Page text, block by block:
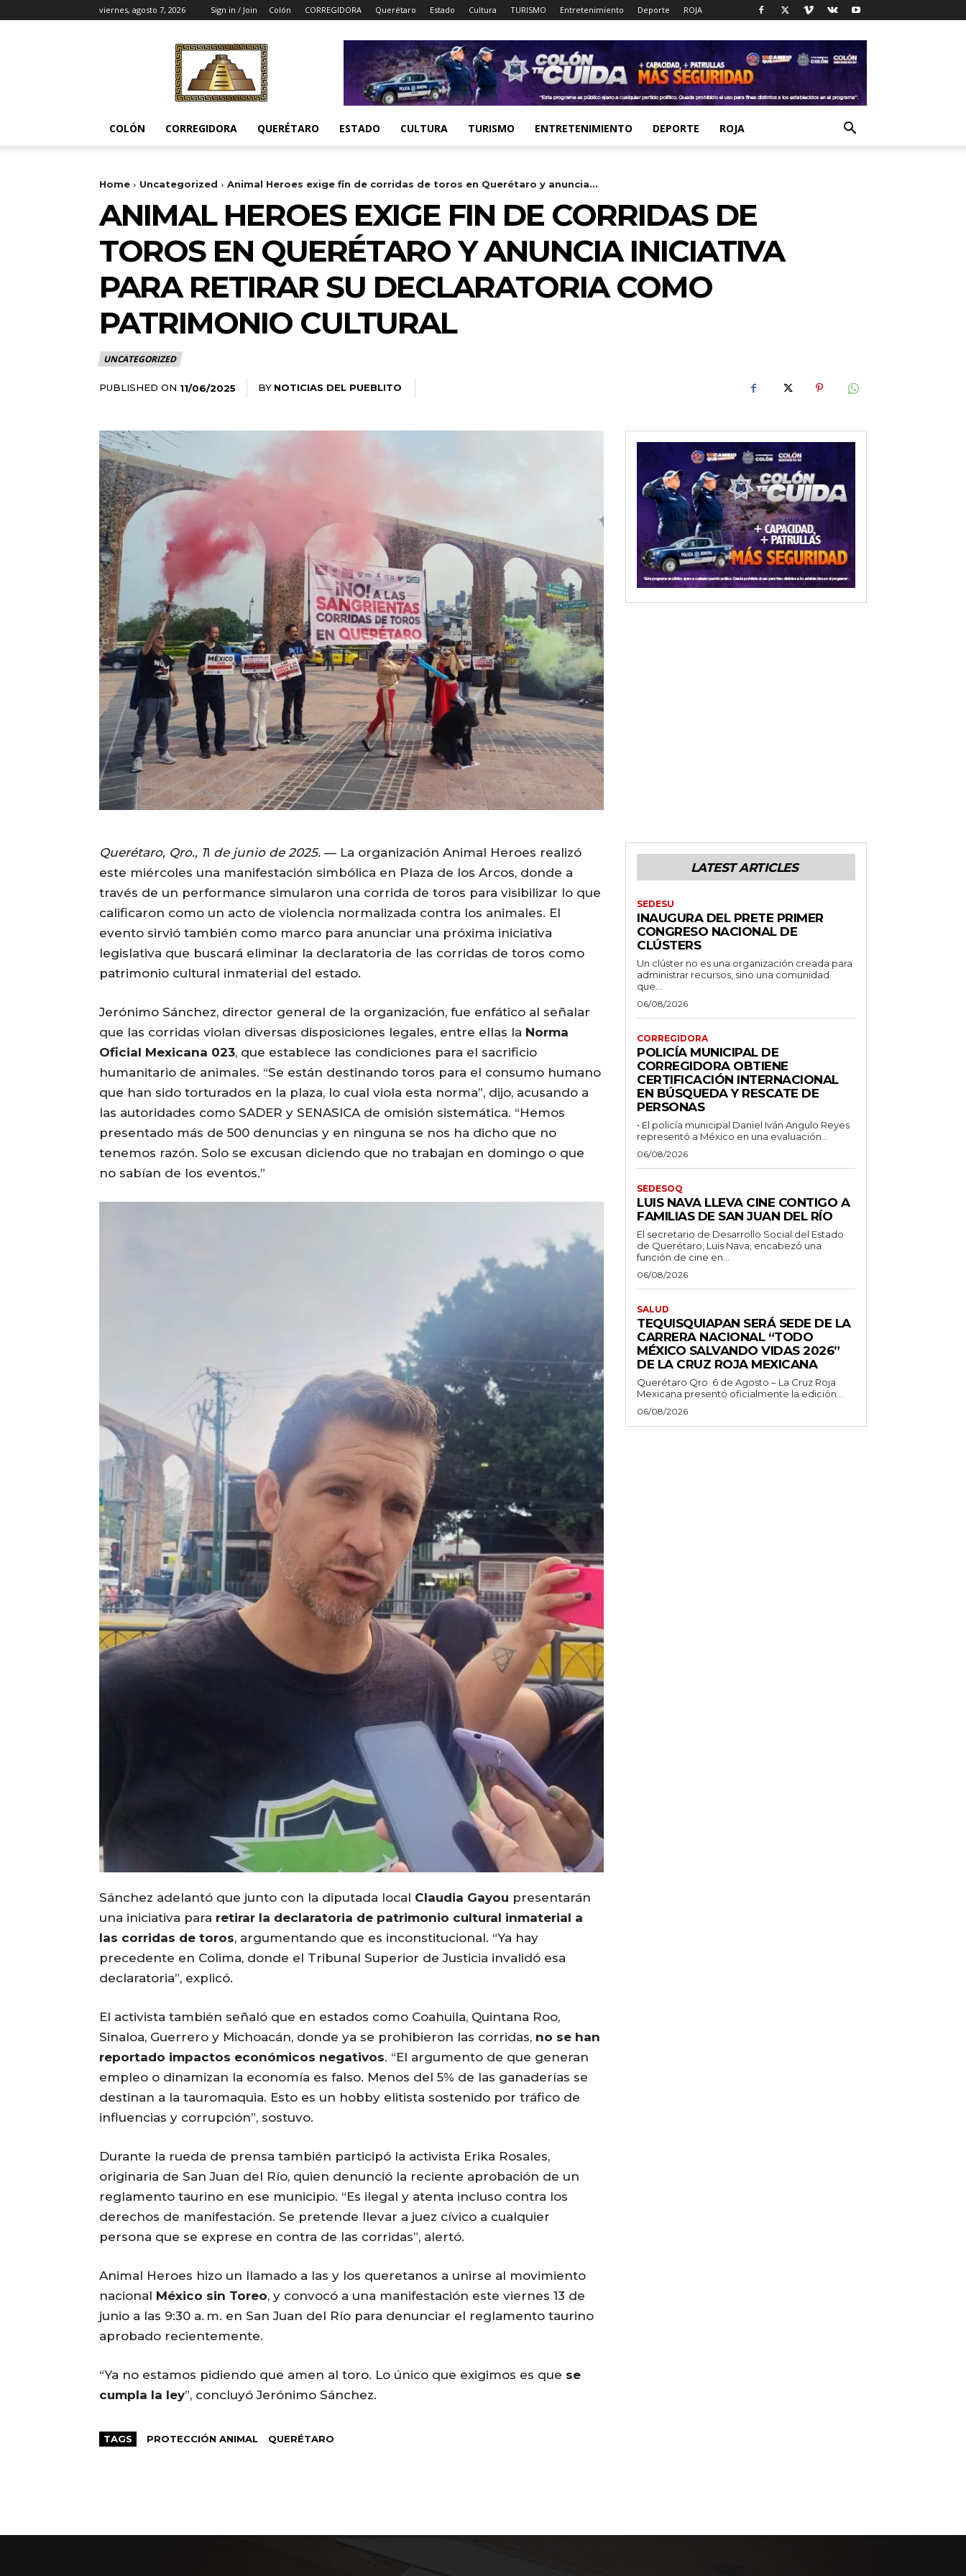
viernes, agosto 7, 2026 Sign in / Join Colón CORREGIDORA Querétaro Estado Cultura TURISMO Entretenimiento Deporte ROJA
Noticias
del
Pueblito
COLÓN CORREGIDORA QUERÉTARO ESTADO CULTURA TURISMO ENTRETENIMIENTO DEPORTE ROJA
Home Uncategorized Animal Heroes exige fin de corridas de toros en Querétaro y anuncia...
ANIMAL HEROES EXIGE FIN DE CORRIDAS DE
TOROS EN QUERÉTARO Y ANUNCIA INICIATIVA
PARA RETIRAR SU DECLARATORIA COMO
PATRIMONIO CULTURAL
UNCATEGORIZED
PUBLISHED ON 11/06/2025 BY NOTICIAS DEL PUEBLITO
Querétaro, Qro., 11 de junio de 2025. — La organización Animal Heroes realizó
este miércoles una manifestación simbólica en Plaza de los Arcos, donde a
través de un performance simularon una corrida de toros para visibilizar lo que
calificaron como un acto de violencia normalizada contra los animales. El
evento sirvió también como marco para anunciar una próxima iniciativa
legislativa que buscará eliminar la declaratoria de las corridas de toros como
patrimonio cultural inmaterial del estado.
Jerónimo Sánchez, director general de la organización, fue enfático al señalar
que las corridas violan diversas disposiciones legales, entre ellas la Norma
Oficial Mexicana 023, que establece las condiciones para el sacrificio
humanitario de animales. “Se están destinando toros para el consumo humano
que han sido torturados en la plaza, lo cual viola esta norma”, dijo, acusando a
las autoridades como SADER y SENASICA de omisión sistemática. “Hemos
presentado más de 500 denuncias y en ninguna se nos ha dicho que no
tenemos razón. Solo se excusan diciendo que no trabajan en domingo o que
no sabían de los eventos.”
Sánchez adelantó que junto con la diputada local Claudia Gayou presentarán
una iniciativa para retirar la declaratoria de patrimonio cultural inmaterial a
las corridas de toros, argumentando que es inconstitucional. “Ya hay
precedente en Colima, donde el Tribunal Superior de Justicia invalidó esa
declaratoria”, explicó.
El activista también señaló que en estados como Coahuila, Quintana Roo,
Sinaloa, Guerrero y Michoacán, donde ya se prohibieron las corridas, no se han
reportado impactos económicos negativos. “El argumento de que generan
empleo o dinamizan la economía es falso. Menos del 5% de las ganaderías se
destinan a la tauromaquia. Esto es un hobby elitista sostenido por tráfico de
influencias y corrupción”, sostuvo.
Durante la rueda de prensa también participó la activista Erika Rosales,
originaria de San Juan del Río, quien denunció la reciente aprobación de un
reglamento taurino en ese municipio. “Es ilegal y atenta incluso contra los
derechos de manifestación. Se pretende llevar a juez cívico a cualquier
persona que se exprese en contra de las corridas”, alertó.
Animal Heroes hizo un llamado a las y los queretanos a unirse al movimiento
nacional México sin Toreo, y convocó a una manifestación este viernes 13 de
junio a las 9:30 a. m. en San Juan del Río para denunciar el reglamento taurino
aprobado recientemente.
“Ya no estamos pidiendo que amen al toro. Lo único que exigimos es que se
cumpla la ley”, concluyó Jerónimo Sánchez.
TAGS PROTECCIÓN ANIMAL QUERÉTARO
LATEST ARTICLES
SEDESU
INAUGURA DEL PRETE PRIMER
CONGRESO NACIONAL DE
CLÚSTERS
Un clúster no es una organización creada para
administrar recursos, sino una comunidad
que...
06/08/2026
CORREGIDORA
POLICÍA MUNICIPAL DE
CORREGIDORA OBTIENE
CERTIFICACIÓN INTERNACIONAL
EN BÚSQUEDA Y RESCATE DE
PERSONAS
• El policía municipal Daniel Iván Angulo Reyes
representó a México en una evaluación...
06/08/2026
SEDESOQ
LUIS NAVA LLEVA CINE CONTIGO A
FAMILIAS DE SAN JUAN DEL RÍO
El secretario de Desarrollo Social del Estado
de Querétaro, Luis Nava, encabezó una
función de cine en...
06/08/2026
SALUD
TEQUISQUIAPAN SERÁ SEDE DE LA
CARRERA NACIONAL “TODO
MÉXICO SALVANDO VIDAS 2026”
DE LA CRUZ ROJA MEXICANA
Querétaro Qro. 6 de Agosto – La Cruz Roja
Mexicana presentó oficialmente la edición...
06/08/2026